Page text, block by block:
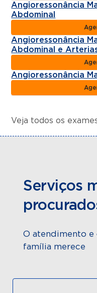
Angioressonância
Abdominal
Angioressonância
Abdominal e
Angioressonância
Veja todos os
Serviços
O atendimento e
família merece